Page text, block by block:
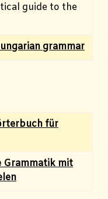
guide to the
grammar
für
Grammatik mit